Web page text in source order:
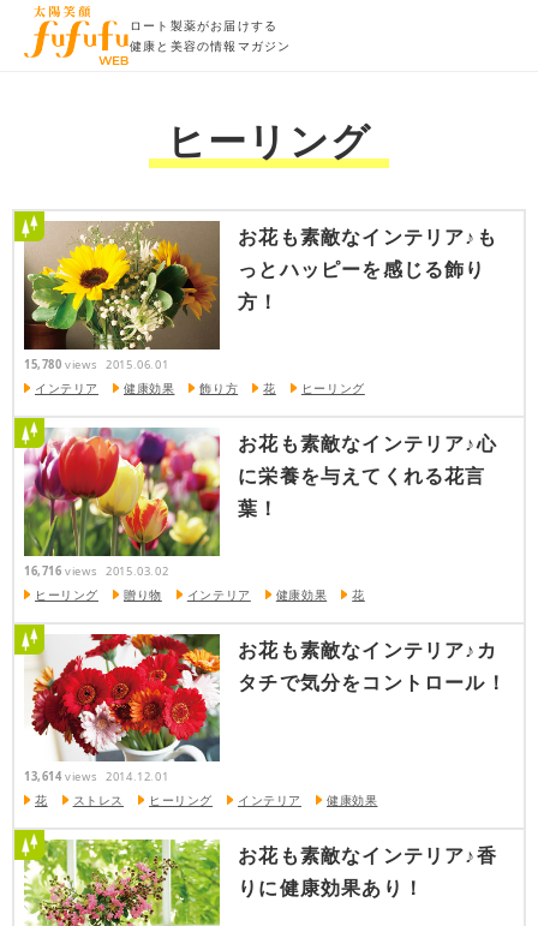
ロート製薬がお届けする
健康と美容の情報マガジン
ヒーリング
お花も素敵なインテリア♪も
っとハッピーを感じる飾り
方！
15,780 views 2015.06.01
インテリア 健康効果 飾り方 花 ヒーリング
お花も素敵なインテリア♪心
に栄養を与えてくれる花言
葉！
16,716 views 2015.03.02
ヒーリング 贈り物 インテリア 健康効果 花
お花も素敵なインテリア♪カ
タチで気分をコントロール！
13,614 views 2014.12.01
花 ストレス ヒーリング インテリア 健康効果
お花も素敵なインテリア♪香
りに健康効果あり！